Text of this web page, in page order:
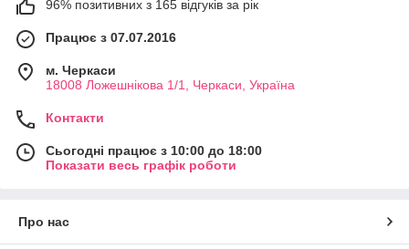
96% позитивних з 165 відгуків за рік
Працює з 07.07.2016
м. Черкаси
18008 Ложешнікова 1/1, Черкаси, Україна
Контакти
Сьогодні працює з 10:00 до 18:00
Показати весь графік роботи
Про нас